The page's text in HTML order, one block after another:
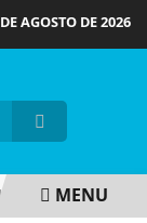
AGOSTO DE 2026
MENU